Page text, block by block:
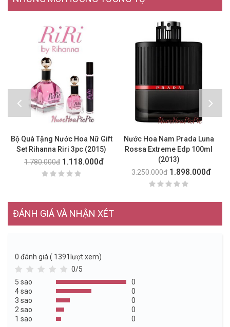
Bộ Quà Tặng Nước Hoa Nữ Gift
Set Rihanna Riri 3pc (2015)
1.780.000đ 1.118.000đ
Nước Hoa Nam Prada Luna
Rossa Extreme Edp 100ml
(2013)
3.250.000đ 1.898.000đ
ĐÁNH GIÁ VÀ NHẬN XÉT
0 đánh giá ( 1391lượt xem)
0/5
5 sao
0
4 sao
0
3 sao
0
2 sao
0
1 sao
0